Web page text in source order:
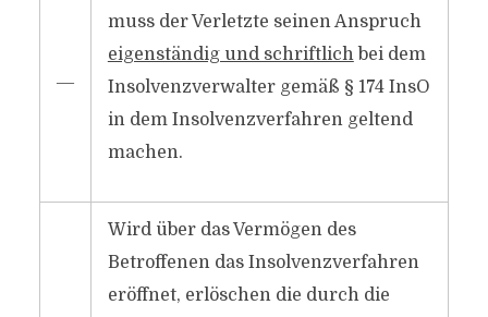
―
muss der Verletzte seinen Anspruch
eigenständig und schriftlichbei dem
Insolvenzverwalter gemäß § 174 InsO
in dem Insolvenzverfahren geltend
machen.
Wird über das Vermögen des
Betroffenen das Insolvenzverfahren
eröffnet, erlöschen die durch die